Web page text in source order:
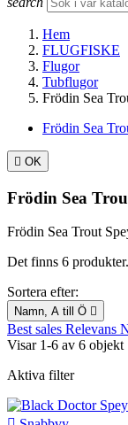
Hem
FLUGFISKE
Flugor
Tubflugor
Frödin Sea
Frödin Sea
 OK
Frödin Sea
Frödin Sea Trout
Det finns 6 produkter.
Sortera efter:
Namn, A till Ö 
Best sales Relevans
Visar 1-6 av 6 objekt
Aktiva filter